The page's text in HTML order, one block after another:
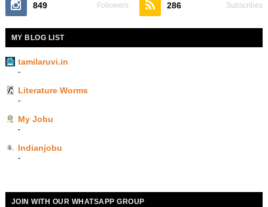
849 Followers 286 Subscribes
MY BLOG LIST
tamilaruvi.in
-
Literature Worms
-
My Jobu
-
Indianjobu
-
JOIN WITH OUR WHATSAPP GROUP